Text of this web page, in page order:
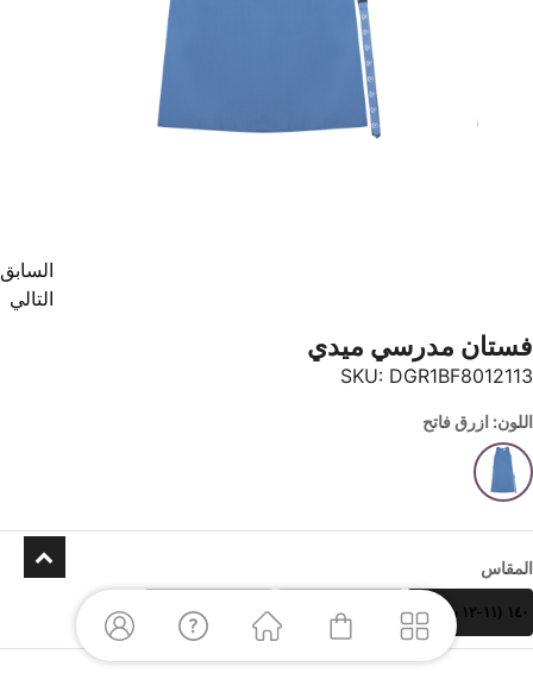
السابق
التالي
فستان مدرسي ميدي
SKU: DGR1BF8012113
اللون: ازرق فاتح
المقاس
١٤٠ (١١-١٢ سنوات) ١٦٠ (١٥- ١٦ سنوات)